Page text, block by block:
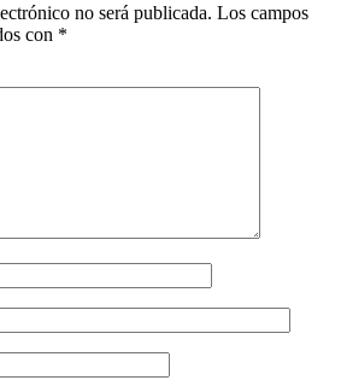
no será publicada. Los campos
con *